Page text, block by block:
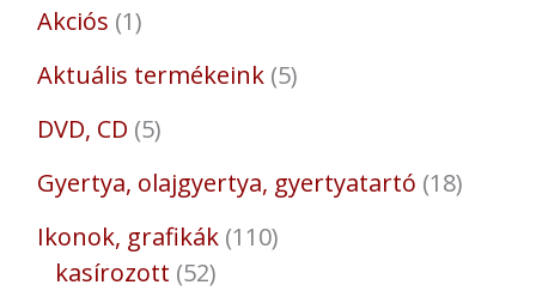
Akciós 1
Aktuális termékeink 5
DVD, CD 5
Gyertya, olajgyertya, gyertyatartó 18
Ikonok, grafikák 110
kasírozott 52